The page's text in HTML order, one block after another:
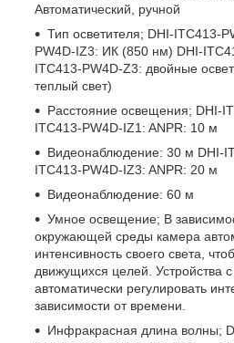
Автоматический, ручной
Тип осветителя; DHI-ITC413-
PW4D-IZ3: ИК (850 нм) DHI-
ITC413-PW4D-Z3: двойные
теплый свет)
Расстояние освещения; DHI-
ITC413-PW4D-IZ1: ANPR: 10 м
Видеонаблюдение: 30 м DHI-
ITC413-PW4D-IZ3: ANPR: 20 м
Видеонаблюдение: 60 м
Умное освещение; В
окружающей среды камера
интенсивность своего света,
движущихся целей. Устройства
автоматически регулировать
зависимости от времени.
Инфракрасная длина волны;